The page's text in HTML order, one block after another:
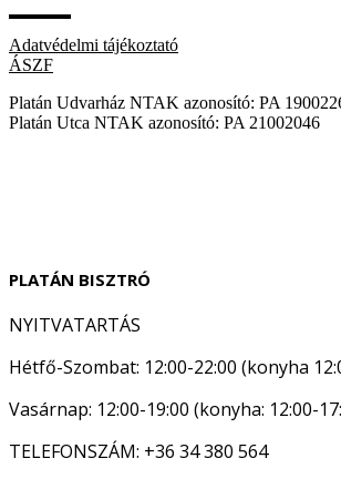
Adatvédelmi tájékoztató
ÁSZF
Platán Udvarház NTAK azonosító: PA
Platán Utca NTAK azonosító: PA 21002046
PLATÁN BISZTRÓ
NYITVATARTÁS
Hétfő-Szombat: 12:00-22:00 (konyha
Vasárnap: 12:00-19:00 (konyha: 12:00-
TELEFONSZÁM: +36 34 380 564